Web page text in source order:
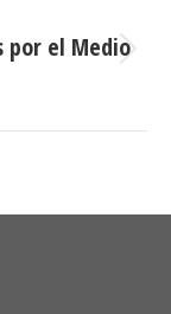
por el Medio